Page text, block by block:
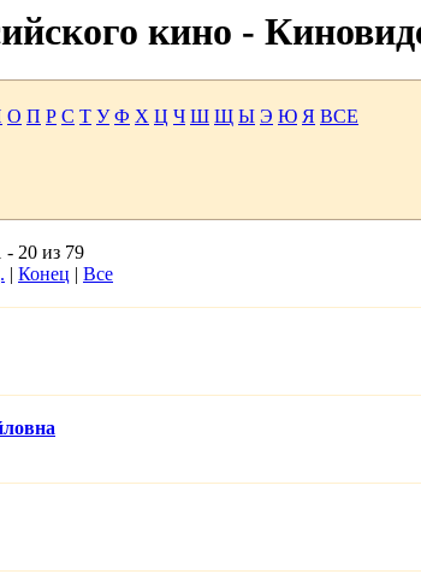
кино -
О П Р С Т У Ф Х Ц Ч Ш Щ Ы Э Ю Я ВСЕ
- 20 из 79
| Конец | Все